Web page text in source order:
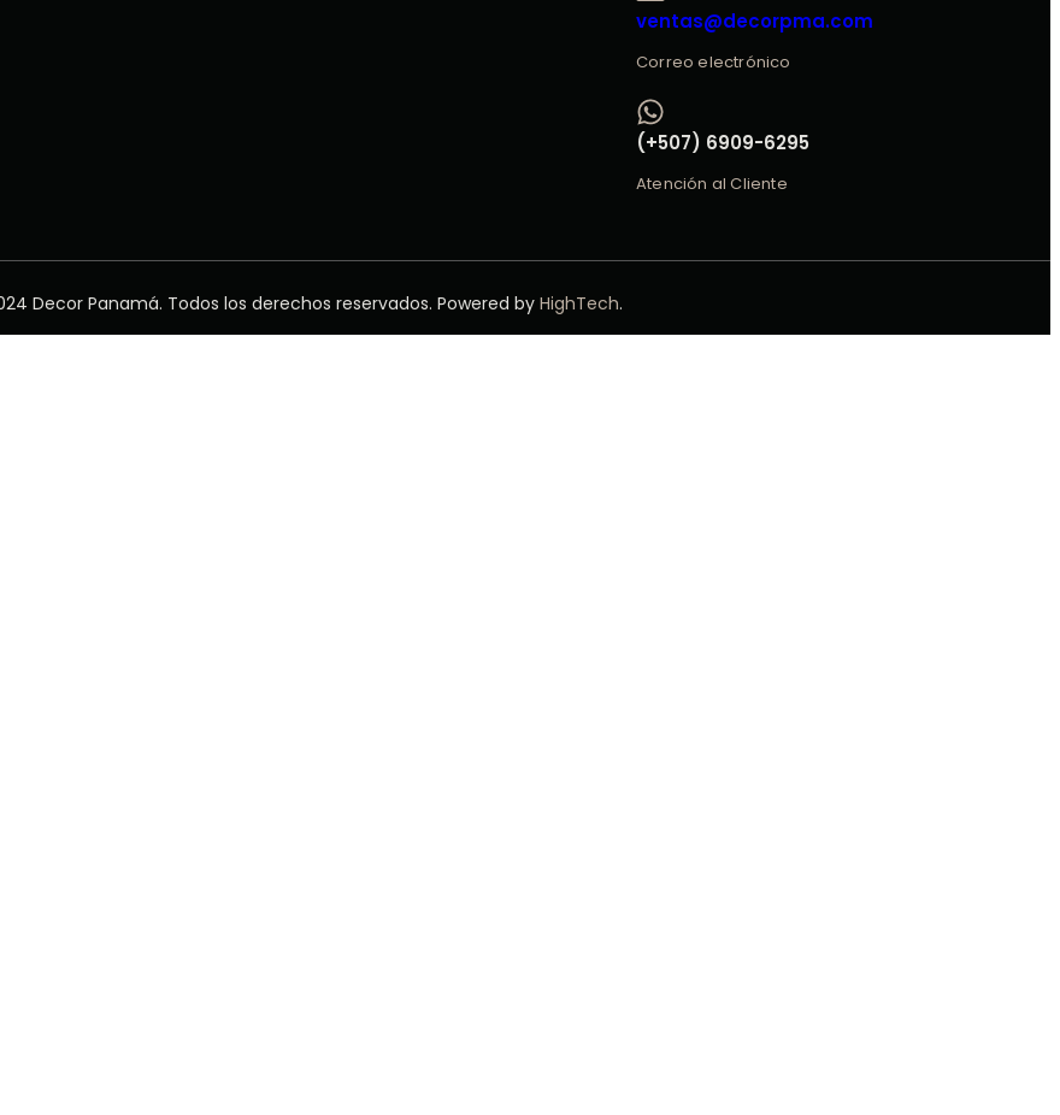
ventas@decorpma.com
Correo electrónico
(+507) 6909-6295
Atención al Cliente
Decor Panamá. Todos los derechos reservados. Powered by HighTech.